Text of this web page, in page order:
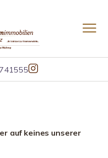
auf keines unserer